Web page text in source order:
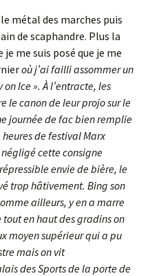
métal des marches puis
de scaphandre. Plus la
me suis posé que je me
où j’ai failli assommer un
Ice ». À l’entracte, les
le canon de leur projo sur le
journée de fac bien remplie
de festival Marx
négligé cette consigne
envie de bière, le
trop hâtivement. Bing son
ailleurs, y en a marre
en haut des gradins on
moyen supérieur qui a pu
mais on vit
des Sports de la porte de